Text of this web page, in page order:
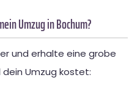
Umzug in Bochum?
und erhalte eine grobe
dein Umzug kostet: